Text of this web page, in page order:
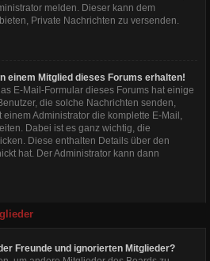
melden. Dieser kann dem
Private Nachrichten zu versenden.
einem Mitglied dieses Forums erhalten!
E-Mail-Formular dieses Forums hat einige
die solche Nachrichten senden,
Administrator die komplette E-Mail,
Dabei ist es ganz wichtig, die
Diese enthalten Details über den
hat. Der Administrator kann dann
Freunde und ignorierten Mitglieder?